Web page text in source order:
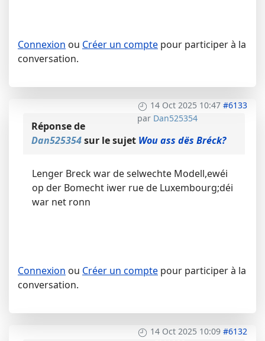
Connexion ou Créer un compte pour participer à la
conversation.
14 Oct 2025 10:47 #6133
par Dan525354
Réponse de
Dan525354sur le sujet Wou ass dës Bréck?
Lenger Breck war de selwechte Modell,ewéi
op der Bomecht iwer rue de Luxembourg;déi
war net ronn
Connexion ou Créer un compte pour participer à la
conversation.
14 Oct 2025 10:09 #6132